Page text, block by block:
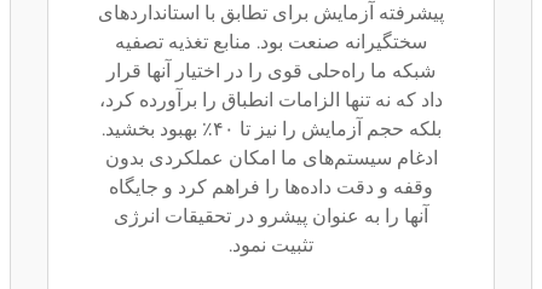
پیشرفته آزمایش برای تطابق با استانداردهای
سختگیرانه صنعت بود. منابع تغذیه تصفیه
شبکه ما راه‌حلی قوی را در اختیار آنها قرار
داد که نه تنها الزامات انطباق را برآورده کرد،
بلکه حجم آزمایش را نیز تا ۴۰٪ بهبود بخشید.
ادغام سیستم‌های ما امکان عملکردی بدون
وقفه و دقت داده‌ها را فراهم کرد و جایگاه
آنها را به عنوان پیشرو در تحقیقات انرژی
تثبیت نمود.